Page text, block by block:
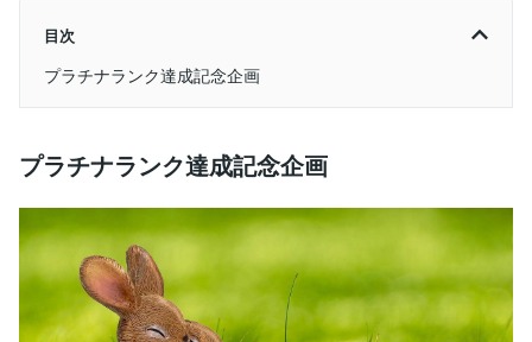
目次
プラチナランク達成記念企画
プラチナランク達成記念企画